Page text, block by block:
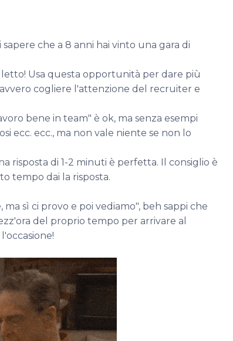
che a 8 anni hai vinto una gara di
letto! Usa questa opportunità per dare più
cogliere l'attenzione del recruiter e
bene in team" è ok, ma senza esempi
ecc. ecc., ma non vale niente se non lo
risposta di 1-2 minuti è perfetta. Il consiglio è
tempo dai la risposta.
sì ci provo e poi vediamo", beh sappi che
del proprio tempo per arrivare al